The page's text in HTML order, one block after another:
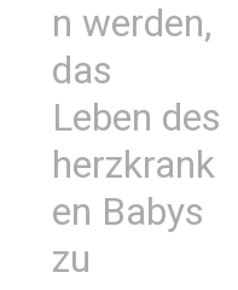
n werden,
das
Leben des
herzkrank
en Babys
zu